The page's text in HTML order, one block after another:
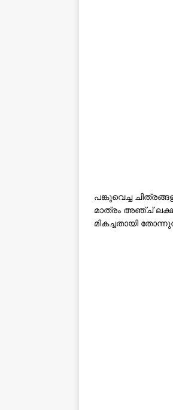
പങ്കുവെച്ച
മാത്രം അഞ്ച്
മികച്ചതായി